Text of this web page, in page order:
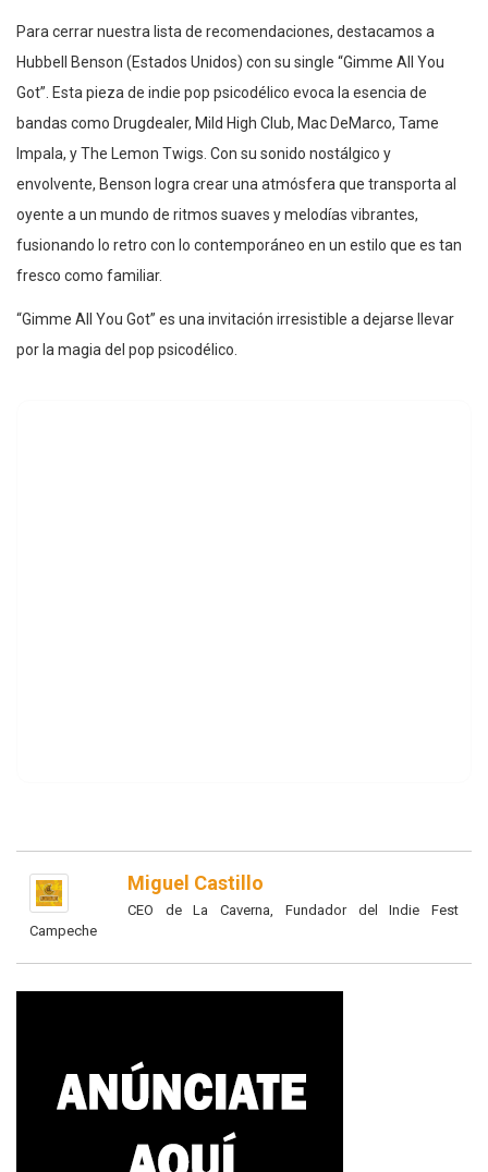
Para cerrar nuestra lista de recomendaciones, destacamos a
Hubbell Benson (Estados Unidos) con su single “Gimme All You
Got”. Esta pieza de indie pop psicodélico evoca la esencia de
bandas como Drugdealer, Mild High Club, Mac DeMarco, Tame
Impala, y The Lemon Twigs. Con su sonido nostálgico y
envolvente, Benson logra crear una atmósfera que transporta al
oyente a un mundo de ritmos suaves y melodías vibrantes,
fusionando lo retro con lo contemporáneo en un estilo que es tan
fresco como familiar.
“Gimme All You Got” es una invitación irresistible a dejarse llevar
por la magia del pop psicodélico.
Miguel Castillo
CEO de La Caverna, Fundador del Indie Fest
Campeche